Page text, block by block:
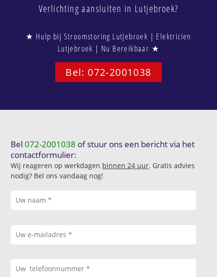
Verlichting aansluiten in Lutjebroek?
★ Hulp bij Stroomstoring Lutjebroek | Elektricien
Lutjebroek | Nu Bereikbaar ★
Bel: 072-2001038
Bel072-2001038 of stuur ons een bericht via het
contactformulier:
Wij reageren op werkdagen binnen 24 uur. Gratis advies
nodig? Bel ons vandaag nog!